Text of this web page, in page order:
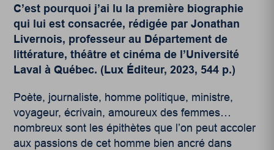
C’est pourquoi j’ai lu la première biographie
qui lui est consacrée, rédigée par Jonathan
Livernois, professeur au Département de
littérature, théâtre et cinéma de l’Université
Laval à Québec. (Lux Éditeur, 2023, 544 p.)
Poète, journaliste, homme politique, ministre,
voyageur, écrivain, amoureux des femmes…
nombreux sont les épithètes que l’on peut accoler
aux passions de cet homme bien ancré dans